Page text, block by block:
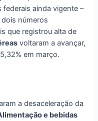
ainda vigente –
dois números
que registrou alta de
voltaram a avançar,
em março.
a desaceleração da
e bebidas